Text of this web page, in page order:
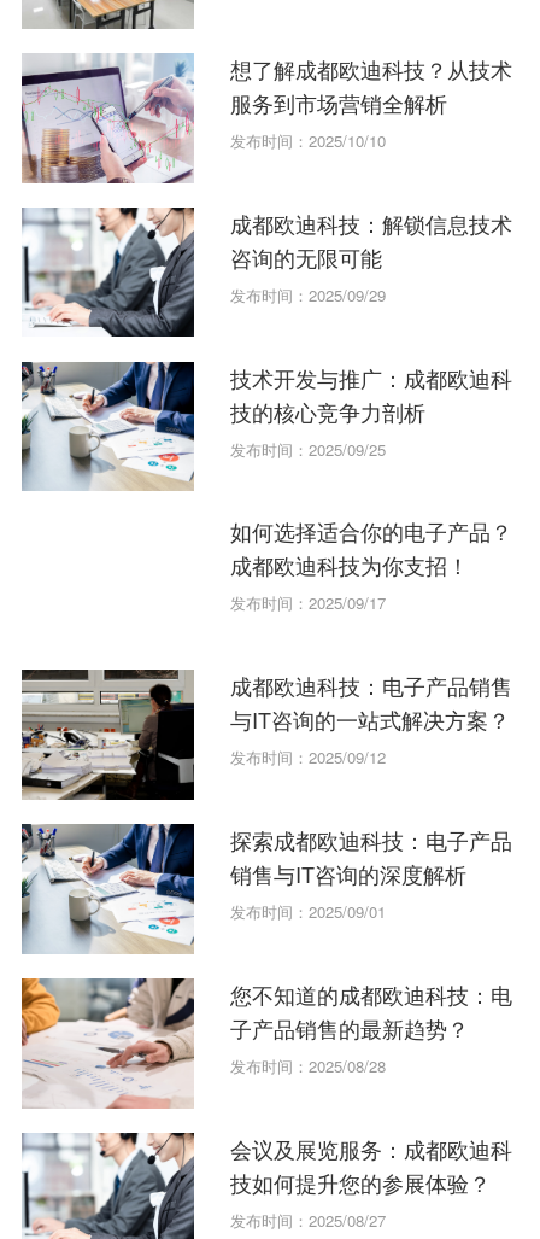
想了解成都欧迪科技？从技术
服务到市场营销全解析
发布时间：2025/10/10
成都欧迪科技：解锁信息技术
咨询的无限可能
发布时间：2025/09/29
技术开发与推广：成都欧迪科
技的核心竞争力剖析
发布时间：2025/09/25
如何选择适合你的电子产品？
成都欧迪科技为你支招！
发布时间：2025/09/17
成都欧迪科技：电子产品销售
与IT咨询的一站式解决方案？
发布时间：2025/09/12
探索成都欧迪科技：电子产品
销售与IT咨询的深度解析
发布时间：2025/09/01
您不知道的成都欧迪科技：电
子产品销售的最新趋势？
发布时间：2025/08/28
会议及展览服务：成都欧迪科
技如何提升您的参展体验？
发布时间：2025/08/27